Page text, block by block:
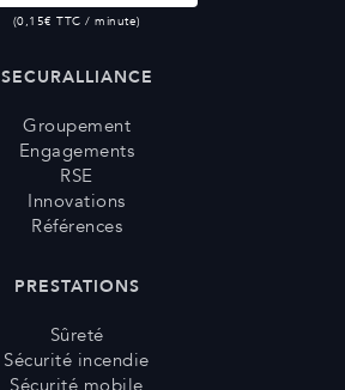
(0,15€ TTC / minute)
SECURALLIANCE
Groupement
Engagements
RSE
Innovations
Références
PRESTATIONS
Sûreté
Sécurité incendie
Sécurité mobile